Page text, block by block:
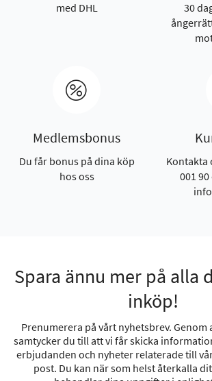
med DHL
30
Medlemsbonus
Du får bonus på dina köp
hos oss
Kontakta
001
Spara ännu mer på alla
inköp!
Prenumerera på vårt nyhetsbrev.
samtycker du till att vi får skicka
erbjudanden och nyheter relaterade till
post. Du kan när som helst återkalla